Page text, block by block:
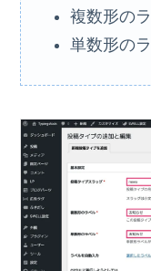
複数形の
単数形の